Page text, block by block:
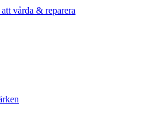
vårda & reparera